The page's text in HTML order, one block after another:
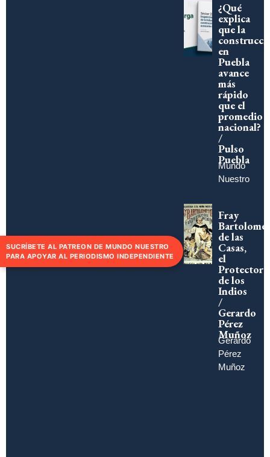
¿Qué
explica
que la
en
Puebla
avance
más
rápido
que el
promedio
nacional?
/
Pulso
Puebla
Mundo
Nuestro
Fray
Bartolomé
de las
Casas,
el
Protector
de los
Indios
/
Gerardo
Pérez
Muñoz
Gerardo
Pérez
Muñoz
SUCRÍBETE AL PATREON DE MUNDO NUESTRO
PARA APOYAR AL PERIODISMO INDEPENDIENTE